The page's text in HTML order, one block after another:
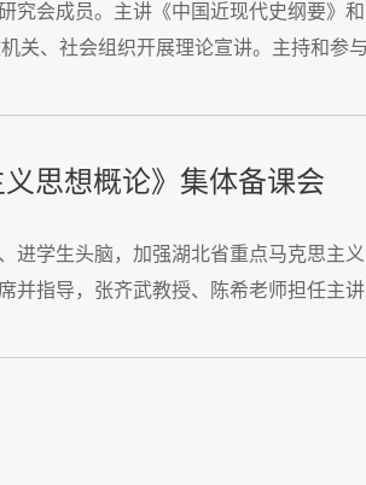
会成员。主讲《中国近现代史纲要》
关、社会组织开展理论宣讲。主持和参
思想概论》集体备课会
学生头脑，加强湖北省重点马克思主
指导，张齐武教授、陈希老师担任主